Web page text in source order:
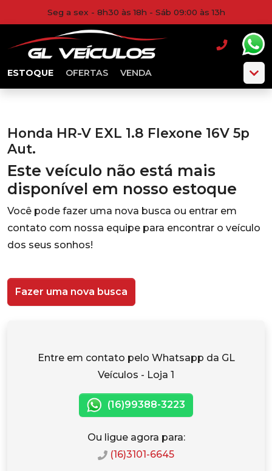
Seg a sex - 8h30 às 18h - Sáb 09:00 às 13h
ESTOQUE OFERTAS VENDA
Honda HR-V EXL 1.8 Flexone 16V 5p
Aut.
Este veículo não está mais
disponível em nosso estoque
Você pode fazer uma nova busca ou entrar em
contato com nossa equipe para encontrar o veículo
dos seus sonhos!
Fazer uma nova busca
Entre em contato pelo Whatsapp da GL
Veículos - Loja 1
(16)99388-3223
Ou ligue agora para:
(16)3101-6645